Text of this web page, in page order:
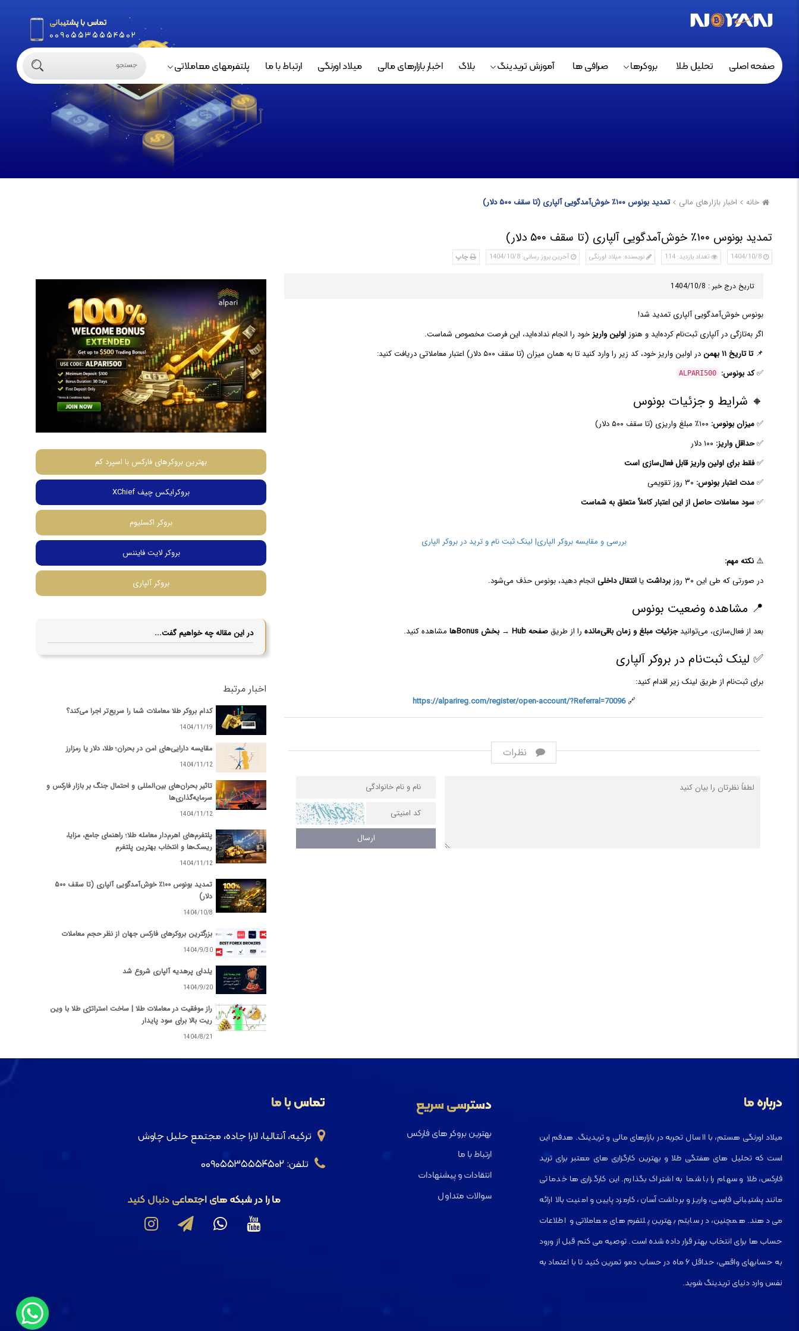
تماس با پشتیبانی
00905535554502
صفحه اصلی تحلیل طلا بروکرها صرافی ها آموزش تریدینگ بلاگ اخبار بازارهای مالی میلاد اورنگی ارتباط با ما پلتفرمهای معاملاتی
خانه اخبار بازارهای مالی تمدید بونوس ۱۰۰٪ خوش‌آمدگویی آلپاری (تا سقف ۵۰۰ دلار)
تمدید بونوس ۱۰۰٪ خوش‌آمدگویی آلپاری (تا سقف ۵۰۰ دلار)
1404/10/8 تعداد بازدید: 114 نویسنده: میلاد اورنگی آخرین بروز رسانی: 1404/10/8 چاپ
بهترین بروکرهای فارکس با اسپرد کم
بروکرایکس چیف XChief
بروکر اکسلیوم
بروکر لایت فایننس
بروکر آلپاری
در این مقاله چه خواهیم گفت...
اخبار مرتبط
کدام بروکر طلا معاملات شما را سریع‌تر اجرا می‌کند؟
1404/11/19
مقایسه دارایی‌های امن در بحران؛ طلا، دلار یا رمزارز
1404/11/12
تاثیر بحران‌های بین‌المللی و احتمال جنگ بر بازار فارکس و
سرمایه‌گذاری‌ها
1404/11/12
پلتفرم‌های اهرم‌دار معامله طلا؛ راهنمای جامع، مزایا،
ریسک‌ها و انتخاب بهترین پلتفرم
1404/11/12
تمدید بونوس ۱۰۰٪ خوش‌آمدگویی آلپاری (تا سقف ۵۰۰
دلار)
1404/10/8
بزرگترین بروکرهای فارکس جهان از نظر حجم معاملات
1404/9/30
یلدای پرهدیه آلپاری شروع شد
1404/9/20
راز موفقیت در معاملات طلا | ساخت استراتژی طلا با وین
ریت بالا برای سود پایدار
1404/8/21
تاریخ درج خبر : 1404/10/8
بونوس خوش‌آمدگویی آلپاری تمدید شد!
اگر به‌تازگی در آلپاری ثبت‌نام کرده‌اید و هنوز اولین واریز خود را انجام نداده‌اید، این فرصت مخصوص شماست.
📌تا تاریخ ۱۱ بهمن
در اولین واریز خود، کد زیر را وارد کنید تا به همان میزان (تا سقف ۵۰۰ دلار) اعتبار معاملاتی دریافت کنید:
✅کد بونوس: ALPARI500
🔸 شرایط و جزئیات بونوس
✅میزان بونوس:
✅حداقل واریز:
✅فقط برای اولین واریز قابل فعال‌سازی است
✅مدت اعتبار بونوس:
✅سود معاملات حاصل از این اعتبار کاملاً متعلق به شماست
بررسی و مقایسه بروکر الپاری| لینک ثبت نام و ترید در بروکر الپاری
⚠️ نکته مهم:
در صورتی که طی این ۳۰ روز
برداشتیاانتقال داخلی انجام دهید، بونوس حذف می‌شود.
📍 مشاهده وضعیت بونوس
بعد از فعال‌سازی، می‌توانیدجزئیات مبلغ و زمان باقی‌مانده را از طریق صفحه Hub → بخش Bonusها مشاهده کنید.
✅ لینک ثبت‌نام در بروکر آلپاری
برای ثبت‌نام از طریق لینک زیر اقدام کنید:
🔗
https://alparireg.com/register/open-account/?Referral=70096
نظرات
درباره ما
میلاد اورنگی هستم، با ۱۱ سال تجربه در بازارهای مالی و تریدینگ. هدفم این
است که تحلیل های هفتگی طلا و بهترین کارگزاری های معتبر برای ترید
فارکس، طلا و سهام را با شما به اشتراک بگذارم. این کارگزاری ها خدماتی
مانند پشتیبانی فارسی، واریز و برداشت آسان، کارمزد پایین و امنیت بالا ارائه
می دهند. همچنین، در سایتم بهترین پلتفرم های معاملاتی و اطلاعات
حساب ها برای انتخاب بهتر قرار داده شده است. توصیه می کنم قبل از ورود
به حسابهای واقعی، حداقل ۶ ماه در حساب دمو تمرین کنید تا با اعتماد به
نفس وارد دنیای تریدینگ شوید.
دسترسی سریع
بهترین بروکر های فارکس
ارتباط با ما
انتقادات و پیشنهادات
سوالات متداول
تماس با ما
ترکیه، آنتالیا، لارا جاده، مجتمع حلیل چاوش
تلفن: 00905535554502
ما را در شبکه های اجتماعی دنبال کنید